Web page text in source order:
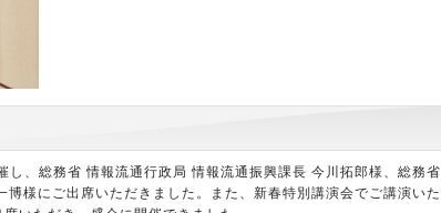
、総務省 情報流通行政局 情報流通振興課長 今川拓郎様、総務省
様にご出席いただきました。また、新春特別講演会でご講演いた